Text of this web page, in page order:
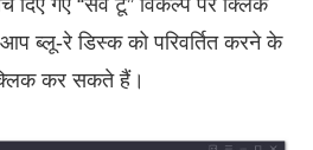
ब्लू-रे डिस्क को परिवर्तित करने के
कर सकते हैं।